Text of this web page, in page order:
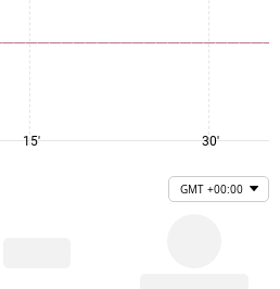
15' 30'
GMT +00:00